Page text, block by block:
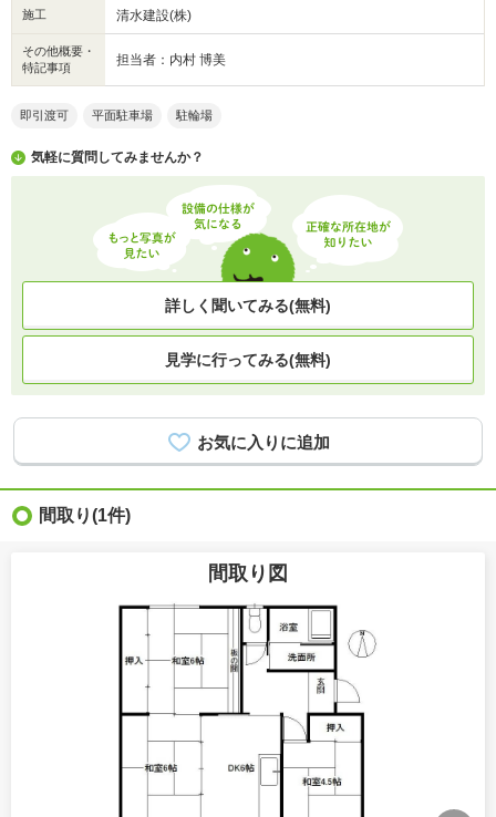
施工 清水建設(株)
その他概要・
特記事項
担当者：内村 博美
即引渡可 平面駐車場 駐輪場
気軽に質問してみませんか？
詳しく聞いてみる(無料)
見学に行ってみる(無料)
間取り(1件)
間取り図